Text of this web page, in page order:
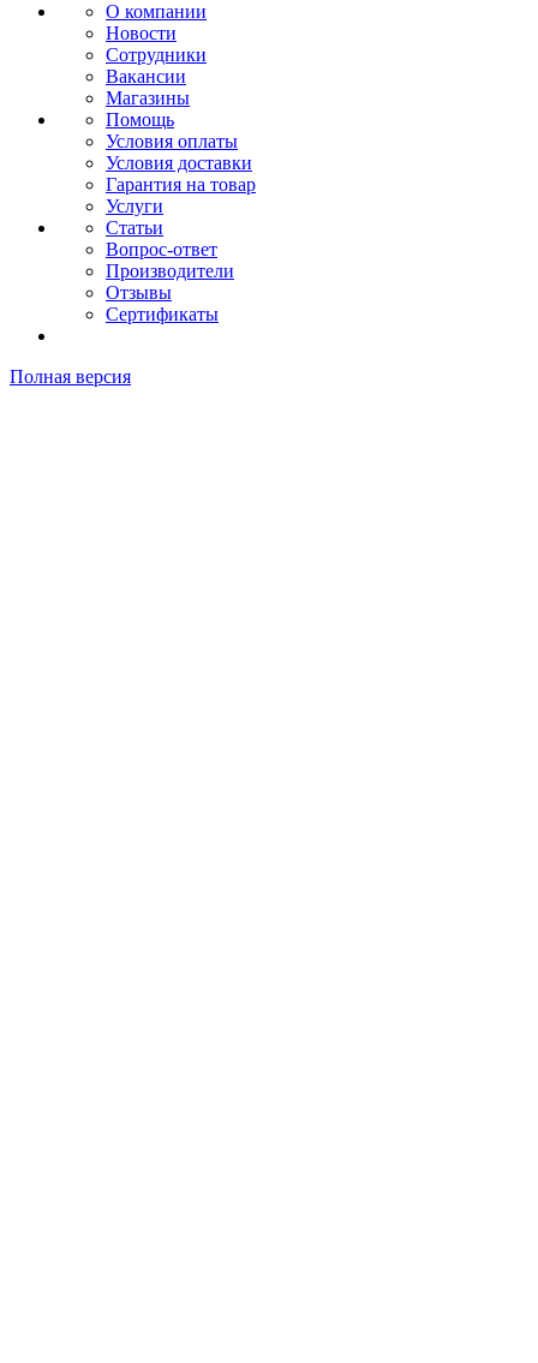
О компании
Новости
Сотрудники
Вакансии
Магазины
Помощь
Условия оплаты
Условия доставки
Гарантия на товар
Услуги
Статьи
Вопрос-ответ
Производители
Отзывы
Сертификаты
Полная версия